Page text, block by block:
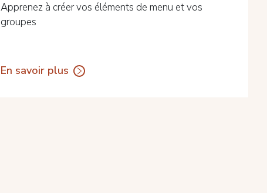
Apprenez à créer vos éléments de menu et vos
groupes
En savoir plus